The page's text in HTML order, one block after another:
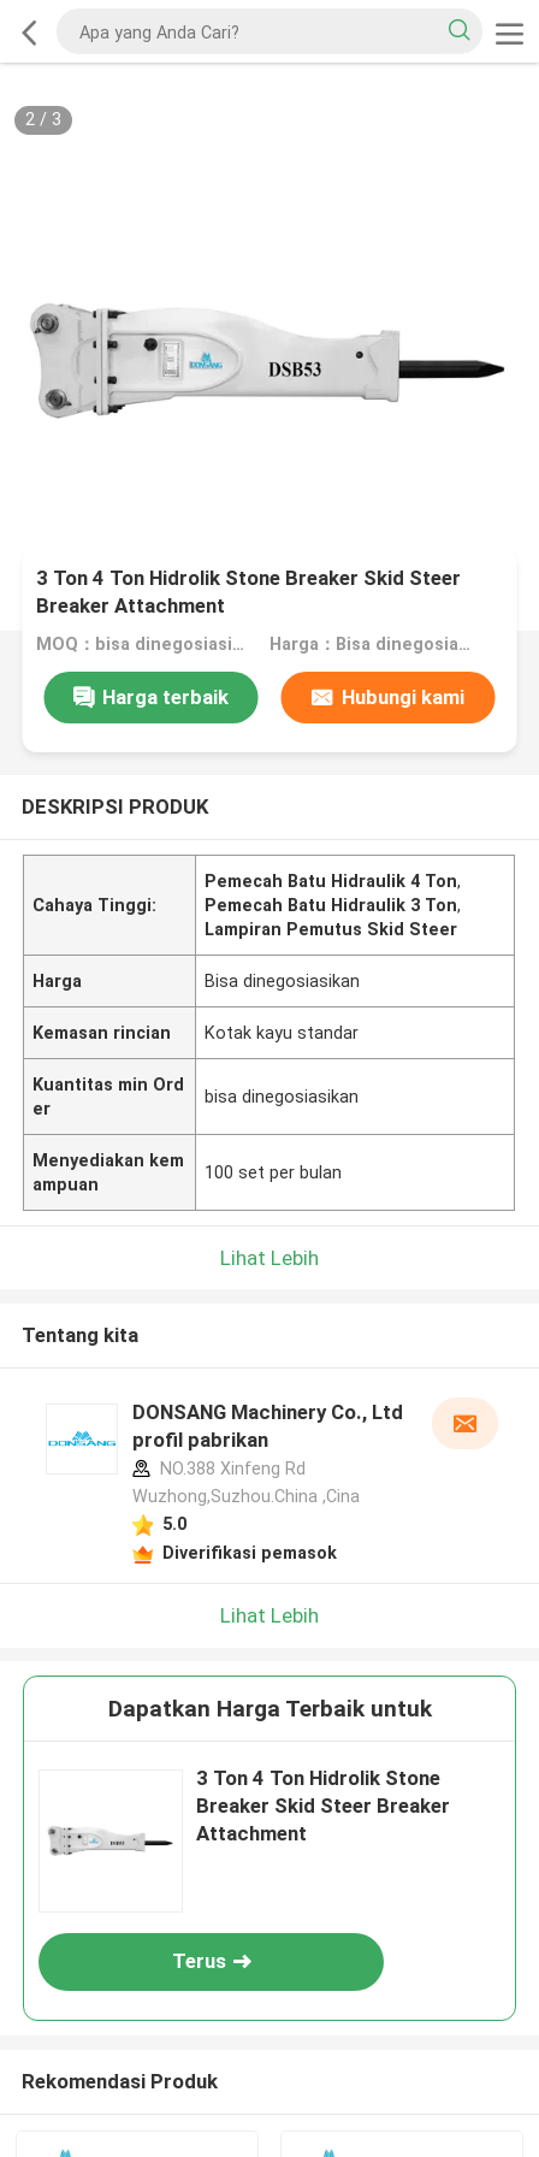
2/ 3
3 Ton 4 Ton Hidrolik Stone Breaker Skid Steer
Breaker Attachment
MOQ：bisa dinegosiasikan Harga：Bisa dinegosiasikan
Harga terbaik Hubungi kami
DESKRIPSI PRODUK
Cahaya Tinggi:
Pemecah Batu Hidraulik 4 Ton,
Pemecah Batu Hidraulik 3 Ton,
Lampiran Pemutus Skid Steer
Harga Bisa dinegosiasikan
Kemasan rincian Kotak kayu standar
Kuantitas min Ord
er
bisa dinegosiasikan
Menyediakan kem
ampuan
100 set per bulan
Lihat Lebih
Tentang kita
DONSANG Machinery Co., Ltd
profil pabrikan
NO.388 Xinfeng Rd
Wuzhong,Suzhou.China ,Cina
5.0
Diverifikasi pemasok
Lihat Lebih
Dapatkan Harga Terbaik untuk
3 Ton 4 Ton Hidrolik Stone
Breaker Skid Steer Breaker
Attachment
Terus
Rekomendasi Produk